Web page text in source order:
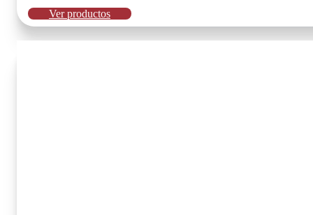
Ver productos